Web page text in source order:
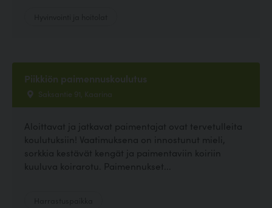
Piikkiön paimennuskoulutus
Saksantie 91, Kaarina
Aloittavat ja jatkavat paimentajat ovat tervetulleita
koulutuksiin! Vaatimuksena on innostunut mieli,
sorkkia kestävät kengät ja paimentaviin koiriin
kuuluva koirarotu. Paimennukset...